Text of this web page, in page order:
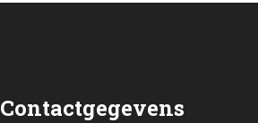
Contactgegevens